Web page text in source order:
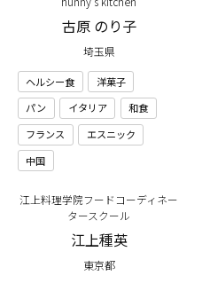
古原 のり子
埼玉県
ヘルシー食
洋菓子
パン
イタリア
和食
フランス
エスニック
中国
江上料理学院フードコーディネー
タースクール
江上種英
東京都